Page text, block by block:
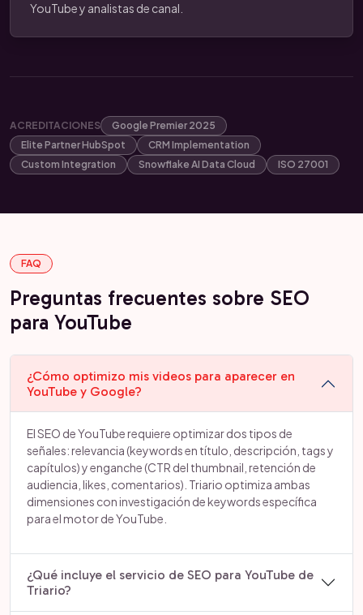
YouTube y analistas de canal.
ACREDITACIONES
Google Premier 2025
Elite Partner HubSpot
CRM Implementation
Custom Integration
Snowflake AI Data Cloud ISO 27001
FAQ
Preguntas frecuentes sobre SEO
para YouTube
¿Cómo optimizo mis videos para aparecer en
YouTube y Google?
El SEO de YouTube requiere optimizar dos tipos de
señales: relevancia (keywords en título, descripción, tags y
capítulos) y enganche (CTR del thumbnail, retención de
audiencia, likes, comentarios). Triario optimiza ambas
dimensiones con investigación de keywords específica
para el motor de YouTube.
¿Qué incluye el servicio de SEO para YouTube de
Triario?